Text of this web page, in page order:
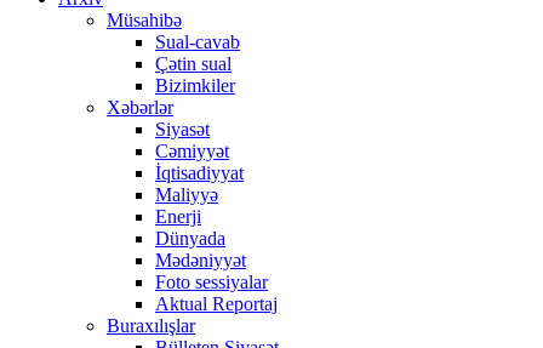
Müsahibə
Sual-cavab
Çətin sual
Bizimkiler
Xəbərlər
Siyasət
Cəmiyyət
İqtisadiyyat
Maliyyə
Enerji
Dünyada
Mədəniyyət
Foto sessiyalar
Aktual Reportaj
Buraxılışlar